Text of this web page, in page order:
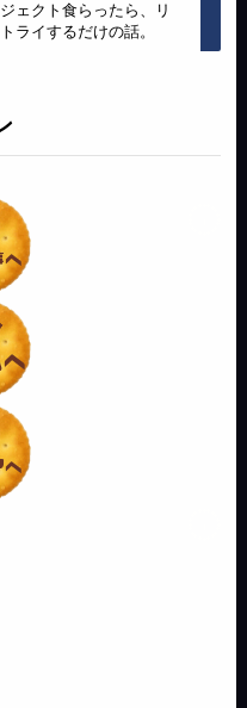
ジェクト食らったら、リ
トライするだけの話。